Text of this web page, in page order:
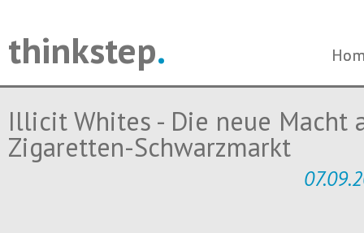
thinkstep.
Illicit Whites - Die neue Macht
Zigaretten-Schwarzmarkt